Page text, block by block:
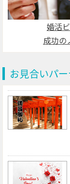
婚活
成功の
お見合いパ